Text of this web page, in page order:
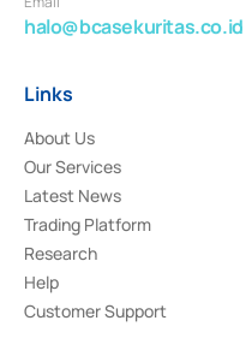
halo@bcasekuritas.co.id
Links
About Us
Our Services
Latest News
Trading Platform
Research
Help
Customer Support